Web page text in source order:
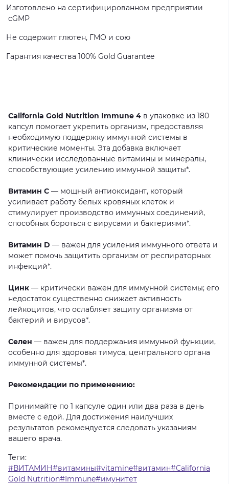
Изготовлено на сертифицированном предприятии
cGMP
Не содержит глютен, ГМО и сою
Гарантия качества 100% Gold Guarantee
California Gold Nutrition Immune 4 в упаковке из 180
капсул помогает укрепить организм, предоставляя
необходимую поддержку иммунной системы в
критические моменты. Эта добавка включает
клинически исследованные витамины и минералы,
способствующие усилению иммунной защиты*.
Витамин C — мощный антиоксидант, который
усиливает работу белых кровяных клеток и
стимулирует производство иммунных соединений,
способных бороться с вирусами и бактериями*.
Витамин D — важен для усиления иммунного ответа и
может помочь защитить организм от респираторных
инфекций*.
Цинк — критически важен для иммунной системы; его
недостаток существенно снижает активность
лейкоцитов, что ослабляет защиту организма от
бактерий и вирусов*.
Селен — важен для поддержания иммунной функции,
особенно для здоровья тимуса, центрального органа
иммунной системы*.
Рекомендации по применению:
Принимайте по 1 капсуле один или два раза в день
вместе с едой. Для достижения наилучших
результатов рекомендуется следовать указаниям
вашего врача.
Теги:
#ВИТАМИН#витамины#vitamine#витамин#California
Gold Nutrition#Immune#имунитет